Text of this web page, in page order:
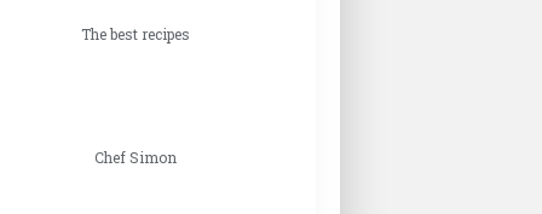
The best recipes
Chef Simon